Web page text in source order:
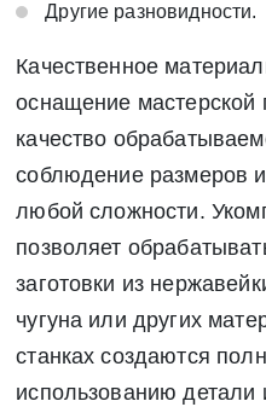
Другие разновидности.
Качественное
оснащение мастерской
качество
соблюдение размеров
любой сложности.
позволяет
заготовки из
чугуна или других
станках создаются
использованию детали